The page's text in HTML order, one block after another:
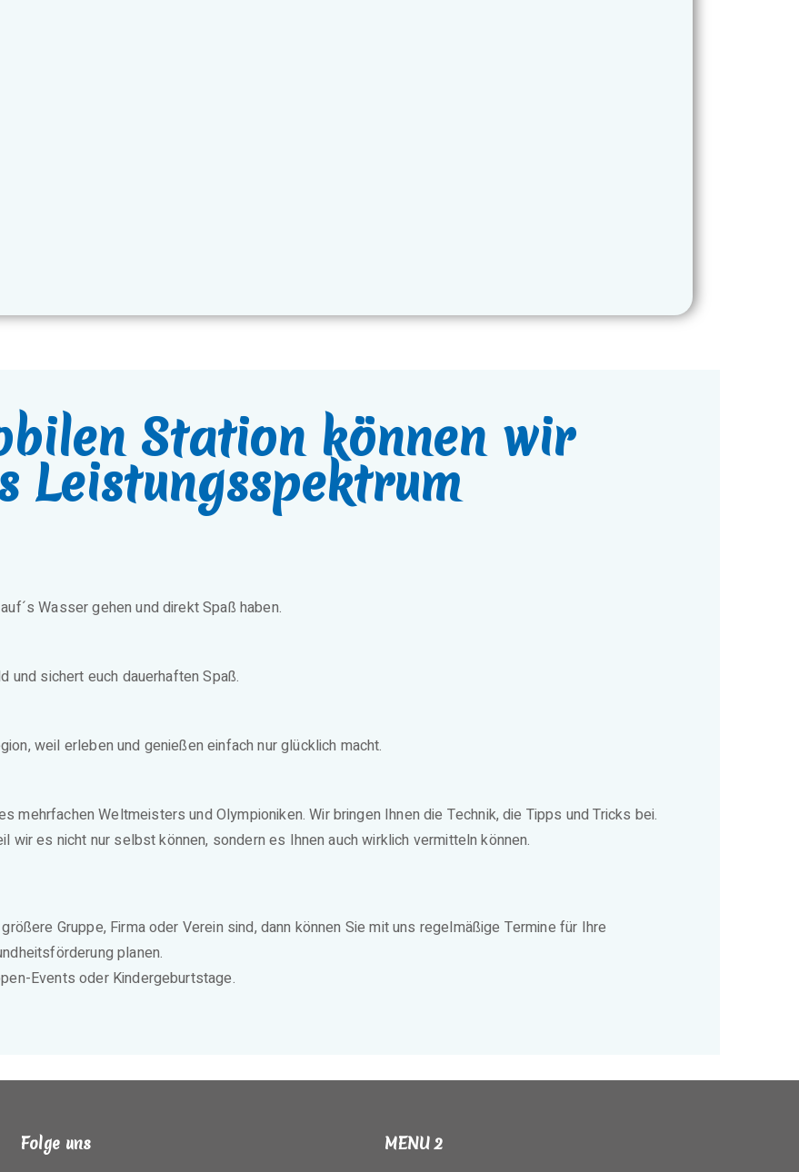
Station können wir
Leistungsspektrum
Wasser gehen und direkt Spaß haben.
und sichert euch dauerhaften Spaß.
weil erleben und genießen einfach nur glücklich macht.
mehrfachen Weltmeisters und Olympioniken. Wir bringen Ihnen die Technik, die Tipps und Tricks bei.
wir es nicht nur selbst können, sondern es Ihnen auch wirklich vermitteln können.
Gruppe, Firma oder Verein sind, dann können Sie mit uns regelmäßige Termine für Ihre
planen.
Events oder Kindergeburtstage.
Folge uns MENU 2